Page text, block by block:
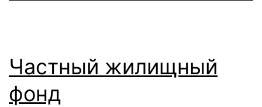
Частный жилищный
фонд